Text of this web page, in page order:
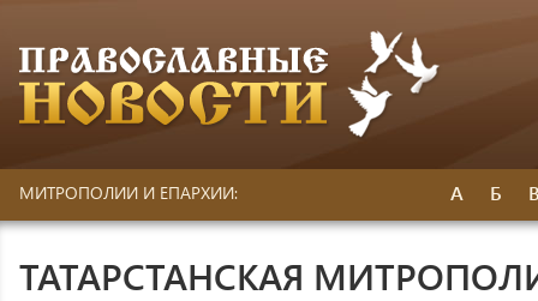
МИТРОПОЛИИ И ЕПАРХИИ: А Б
ТАТАРСТАНСКАЯ